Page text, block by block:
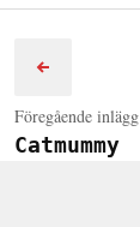
Föregående inlägg
Catmummy